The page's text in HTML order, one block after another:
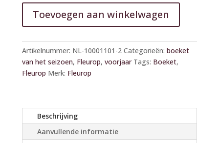
Toevoegen aan winkelwagen
l
t
e
r
t
i
Artikelnummer: NL-10001101-2 Categorieën: boeket
van het seizoen, Fleurop, voorjaar Tags: Boeket,
Fleurop Merk: Fleurop
Beschrijving
Aanvullende informatie